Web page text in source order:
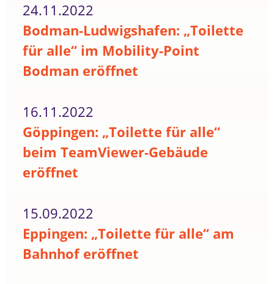
24.11.2022
Bodman-Ludwigshafen: „Toilette
für alle“ im Mobility-Point
Bodman eröffnet
16.11.2022
Göppingen: „Toilette für alle“
beim TeamViewer-Gebäude
eröffnet
15.09.2022
Eppingen: „Toilette für alle“ am
Bahnhof eröffnet